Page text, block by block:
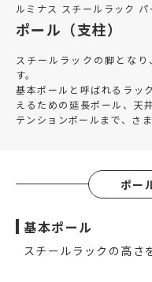
ルミナス スチールラック パ
ポール（支柱）
スチールラックの脚とな
す。
基本ポールと呼ばれるラッ
えるための延長ポール、天
テンションポールまで、さ
ポー
基本ポール
スチールラックの高さ